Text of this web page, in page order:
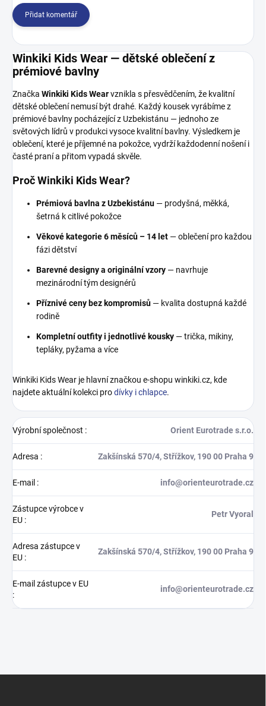
Přidat komentář
Winkiki Kids Wear — dětské oblečení z
prémiové bavlny
Značka Winkiki Kids Wearvznikla s přesvědčením, že kvalitní
dětské oblečení nemusí být drahé. Každý kousek vyrábíme z
prémiové bavlny pocházející z Uzbekistánu — jednoho ze
světových lídrů v produkci vysoce kvalitní bavlny. Výsledkem je
oblečení, které je příjemné na pokožce, vydrží každodenní nošení i
časté praní a přitom vypadá skvěle.
Proč Winkiki Kids Wear?
Prémiová bavlna z Uzbekistánu — prodyšná, měkká,
šetrná k citlivé pokožce
Věkové kategorie 6 měsíců – 14 let — oblečení pro každou
fázi dětství
Barevné designy a originální vzory — navrhuje
mezinárodní tým designérů
Příznivé ceny bez kompromisů — kvalita dostupná každé
rodině
Kompletní outfity i jednotlivé kousky — trička, mikiny,
tepláky, pyžama a více
Winkiki Kids Wear je hlavní značkou e-shopu winkiki.cz, kde
najdete aktuální kolekci prodívky i chlapce.
Výrobní společnost : Orient Eurotrade s.r.o.
Adresa : Zakšínská 570/4, Střížkov, 190 00 Praha 9
E-mail : info@orienteurotrade.cz
Zástupce výrobce v
EU :
Petr Vyoral
Adresa zástupce v
EU :
Zakšínská 570/4, Střížkov, 190 00 Praha 9
E-mail zástupce v EU
:
info@orienteurotrade.cz